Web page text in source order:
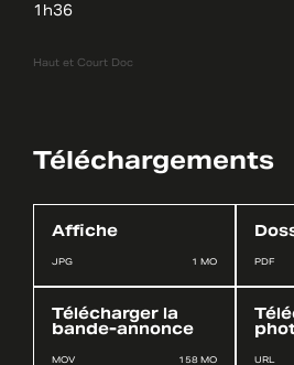
1h36
Haut et Court Doc
Téléchargements
Affiche
JPG 1 MO PDF
Télécharger la
bande-annonce
MOV 158 MO URL